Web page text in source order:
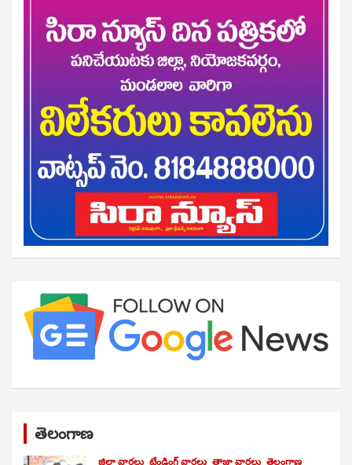
తెలంగాణ
జిల్లా వార్తలు ట్రేండింగ్ వార్తలు తాజా వార్తలు తెలంగాణ